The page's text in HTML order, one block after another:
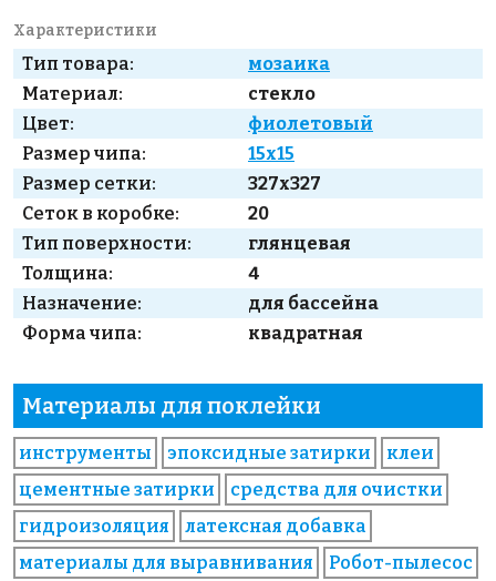
Характеристики
Тип товара:
мозаика
Материал:
стекло
Цвет:
фиолетовый
Размер чипа:
15x15
Размер сетки:
327x327
Сеток в коробке:
20
Тип поверхности:
глянцевая
Толщина:
4
Назначение:
для бассейна
Форма чипа:
квадратная
Материалы для поклейки
инструменты эпоксидные затирки
клеи
цементные затирки
средства для очистки
гидроизоляция
латексная добавка
материалы для выравнивания
Робот-пылесос